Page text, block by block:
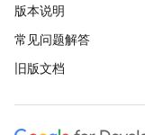
版本说明
常见问题解答
旧版文档